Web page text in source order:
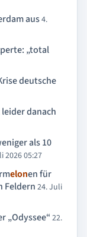
aus4.
„total
deutsche
leider danach
als 10
2026 05:27
elonen für
Feldern 24. Juli
„Odyssee“ 22.